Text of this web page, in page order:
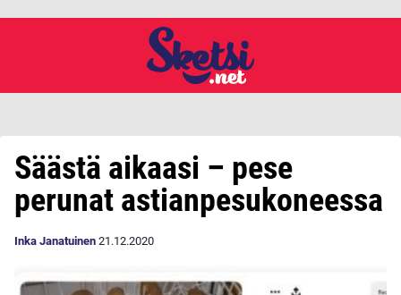
Säästä aikaasi – pese
perunat astianpesukoneessa
Inka Janatuinen 21.12.2020